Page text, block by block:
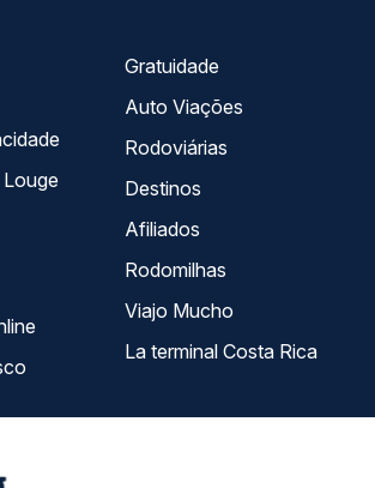
Online
Gratuidade
Auto Viações
Rodoviárias
Destinos
Afiliados
Rodomilhas
Viajo Mucho
La terminal Costa Rica